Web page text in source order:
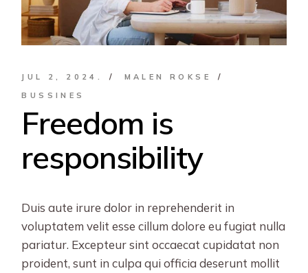
JUL 2, 2024.
MALEN ROKSE
BUSSINES
Freedom is
responsibility
Duis aute irure dolor in reprehenderit in
voluptatem velit esse cillum dolore eu fugiat nulla
pariatur. Excepteur sint occaecat cupidatat non
proident, sunt in culpa qui officia deserunt mollit